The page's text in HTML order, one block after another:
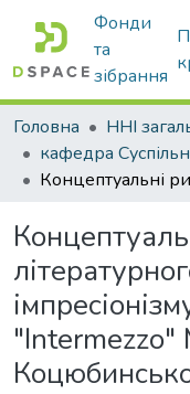
Фонди
та
зібрання
Головна
"Intermezzo"